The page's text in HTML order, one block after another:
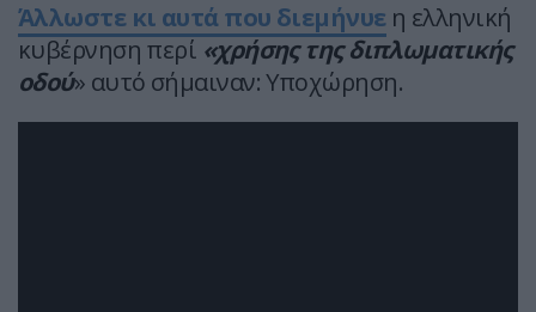
Άλλωστε κι αυτά που διεμήνυεη ελληνική
κυβέρνηση περί «χρήσης της διπλωματικής
οδού» αυτό σήμαιναν: Υποχώρηση.